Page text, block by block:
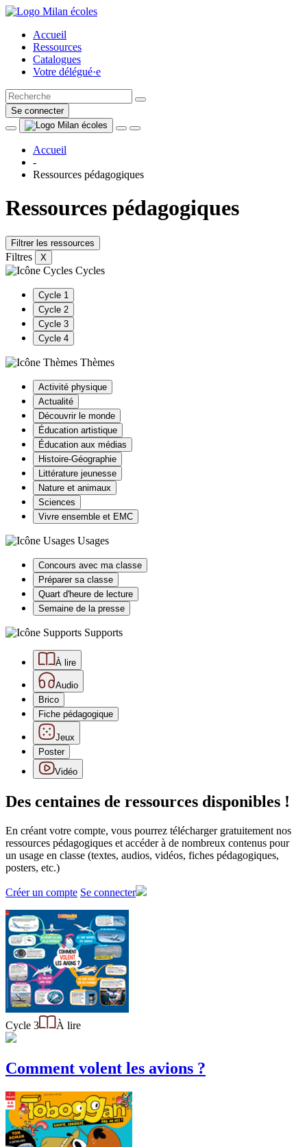
Accueil
Ressources
Catalogues
Votre délégué·e
Se connecter
Accueil
-
Ressources pédagogiques
Ressources pédagogiques
Filtrer les ressources
Filtres X
Cycles
Cycle 1
Cycle 2
Cycle 3
Cycle 4
Thèmes
Activité physique
Actualité
Découvrir le monde
Éducation artistique
Éducation aux médias
Histoire-Géographie
Littérature jeunesse
Nature et animaux
Sciences
Vivre ensemble et EMC
Usages
Concours avec ma classe
Préparer sa classe
Quart d'heure de lecture
Semaine de la presse
Supports
À lire
Audio
Brico
Fiche pédagogique
Jeux
Poster
Vidéo
Des centaines de ressources disponibles !
En créant votre compte, vous pourrez télécharger gratuitement nos
ressources pédagogiques et accéder à de nombreux contenus pour
un usage en classe (textes, audios, vidéos, fiches pédagogiques,
posters, etc.)
Créer un compte Se connecter
Cycle 3 À lire
Comment volent les avions ?